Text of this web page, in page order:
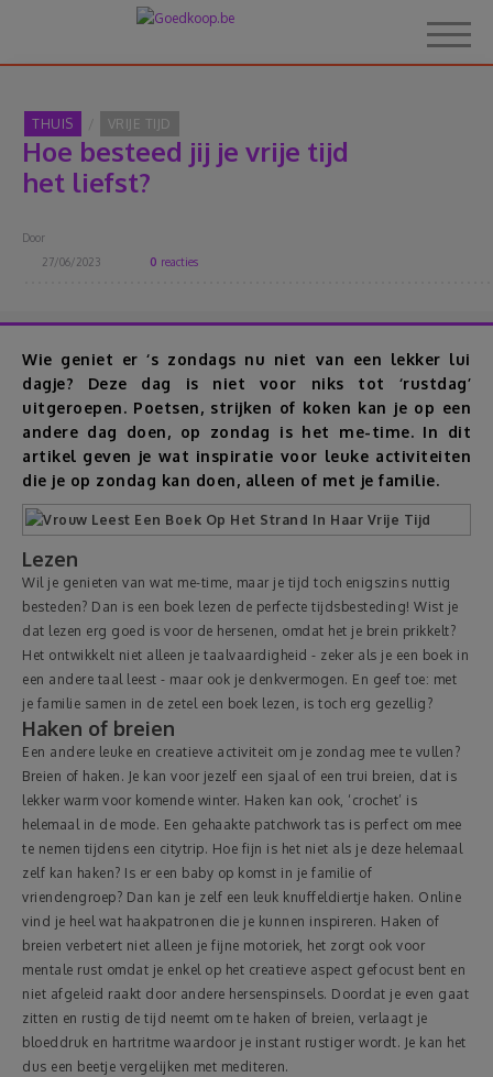
Home
Over Goedkoop.be
Korting
Thema's
Reviews
Reizen
Geldzaken
Thuis
Elektronica
Eten & Drinken
Korting
THUIS VRIJE TIJD
Hoe besteed jij je vrije tijd
het liefst?
Door
27/06/2023
0 reacties
Wie geniet er ‘s zondags nu niet van een lekker lui
dagje? Deze dag is niet voor niks tot ‘rustdag’
uitgeroepen. Poetsen, strijken of koken kan je op een
andere dag doen, op zondag is het me-time. In dit
artikel geven je wat inspiratie voor leuke activiteiten
die je op zondag kan doen, alleen of met je familie.
Lezen
Wil je genieten van wat me-time, maar je tijd toch enigszins nuttig
besteden? Dan is een boek lezen de perfecte tijdsbesteding! Wist je
dat lezen erg goed is voor de hersenen, omdat het je brein prikkelt?
Het ontwikkelt niet alleen je taalvaardigheid - zeker als je een boek in
een andere taal leest - maar ook je denkvermogen. En geef toe: met
je familie samen in de zetel een boek lezen, is toch erg gezellig?
Haken of breien
Een andere leuke en creatieve activiteit om je zondag mee te vullen?
Breien of haken. Je kan voor jezelf een sjaal of een trui breien, dat is
lekker warm voor komende winter. Haken kan ook, ‘crochet’ is
helemaal in de mode. Een gehaakte patchwork tas is perfect om mee
te nemen tijdens een citytrip. Hoe fijn is het niet als je deze helemaal
zelf kan haken? Is er een baby op komst in je familie of
vriendengroep? Dan kan je zelf een leuk knuffeldiertje haken. Online
vind je heel wat haakpatronen die je kunnen inspireren. Haken of
breien verbetert niet alleen je fijne motoriek, het zorgt ook voor
mentale rust omdat je enkel op het creatieve aspect gefocust bent en
niet afgeleid raakt door andere hersenspinsels. Doordat je even gaat
zitten en rustig de tijd neemt om te haken of breien, verlaagt je
bloeddruk en hartritme waardoor je instant rustiger wordt. Je kan het
dus een beetje vergelijken met mediteren.